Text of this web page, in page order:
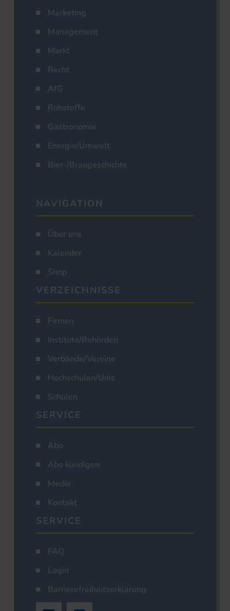
Marketing
Management
Markt
Recht
AfG
Rohstoffe
Gastronomie
Energie/Umwelt
Bier-/Braugeschichte
NAVIGATION
Über uns
Kalender
Shop
VERZEICHNISSE
Firmen
Institute/Behörden
Verbände/Vereine
Hochschulen/Unis
Schulen
SERVICE
Abo
Abo kündigen
Media
Kontakt
SERVICE
FAQ
Login
Barrierefreiheitserklärung